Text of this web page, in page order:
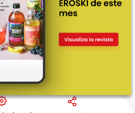
Lingüístico Consumer
EROSKI
Políticas de privacidad
de cookies